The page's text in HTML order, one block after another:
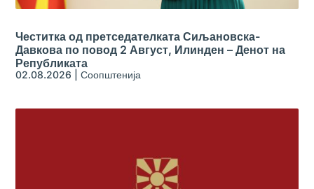
Честитка од претседателката Сиљановска-
Давкова по повод 2 Август, Илинден – Денот на
Републиката
02.08.2026 |Соопштенија